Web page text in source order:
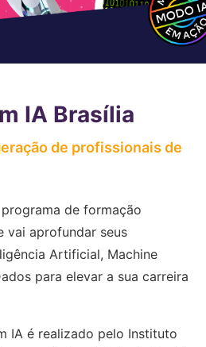
IA Brasília
de profissionais de
de formação
vai aprofundar seus
Artificial, Machine
para elevar a sua carreira
IA é realizado pelo Instituto